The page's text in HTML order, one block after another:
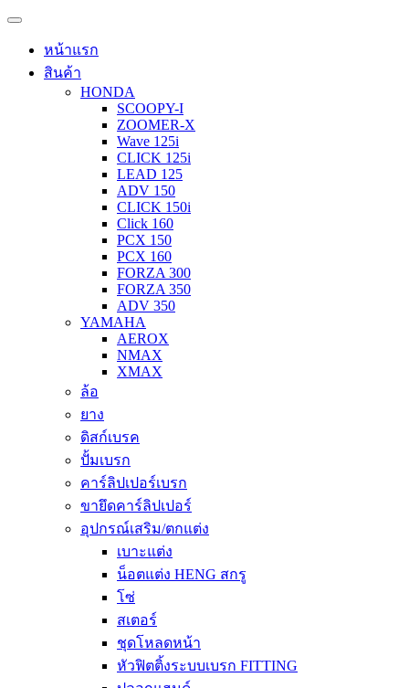
หน้าแรก
สินค้า
HONDA
SCOOPY-I
ZOOMER-X
Wave 125i
CLICK 125i
LEAD 125
ADV 150
CLICK 150i
Click 160
PCX 150
PCX 160
FORZA 300
FORZA 350
ADV 350
YAMAHA
AEROX
NMAX
XMAX
ล้อ
ยาง
ดิสก์เบรค
ปั้มเบรก
คาร์ลิปเปอร์เบรก
ขายึดคาร์ลิปเปอร์
อุปกรณ์เสริม/ตกแต่ง
เบาะแต่ง
น็อตแต่ง HENG สกรู
โซ่
สเตอร์
ชุดโหลดหน้า
หัวฟิตติ้งระบบเบรก FITTING